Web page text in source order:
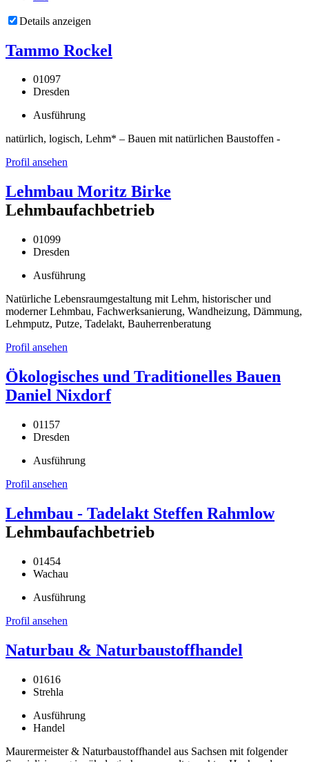
Details anzeigen
Tammo Rockel
01097
Dresden
Ausführung
natürlich, logisch, Lehm* – Bauen mit natürlichen Baustoffen -
Profil ansehen
Lehmbau Moritz Birke
Lehmbaufachbetrieb
01099
Dresden
Ausführung
Natürliche Lebensraumgestaltung mit Lehm, historischer und
moderner Lehmbau, Fachwerksanierung, Wandheizung, Dämmung,
Lehmputz, Putze, Tadelakt, Bauherrenberatung
Profil ansehen
Ökologisches und Traditionelles Bauen
Daniel Nixdorf
01157
Dresden
Ausführung
Profil ansehen
Lehmbau - Tadelakt Steffen Rahmlow
Lehmbaufachbetrieb
01454
Wachau
Ausführung
Profil ansehen
Naturbau & Naturbaustoffhandel
01616
Strehla
Ausführung
Handel
Maurermeister & Naturbaustoffhandel aus Sachsen mit folgender